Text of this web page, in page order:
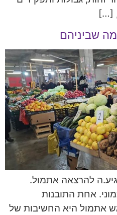
[…]
שביניהם
להרצאה אתמול.
אחת התובנות
אתמול היא החשיבות של